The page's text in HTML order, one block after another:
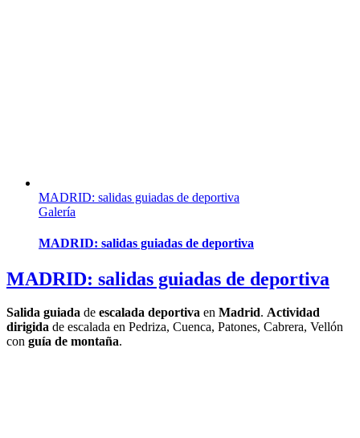
MADRID: salidas guiadas de deportiva
Galería
MADRID: salidas guiadas de deportiva
MADRID: salidas guiadas de deportiva
Salida guiada de escalada deportiva en Madrid. Actividad
dirigida de escalada en Pedriza, Cuenca, Patones, Cabrera, Vellón
con guía de montaña.